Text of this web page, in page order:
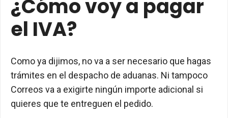
¿Cómo voy a pagar
el IVA?
Como ya dijimos, no va a ser necesario que hagas
trámites en el despacho de aduanas. Ni tampoco
Correos va a exigirte ningún importe adicional si
quieres que te entreguen el pedido.